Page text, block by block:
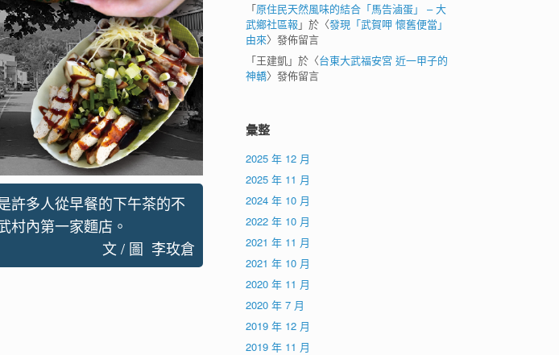
許多人從早餐的下午茶的不
村內第一家麵店。
文 / 圖 李玫倉
「原住民天然風味的結合「馬告滷蛋」 – 大
武鄉社區報 」於〈發現「武賀呷 懷舊便當」
由來〉發佈留言
「王建凱」於〈台東大武福安宮 近一甲子的
神轎〉發佈留言
彙整
2025 年 12 月
2025 年 11 月
2024 年 10 月
2022 年 10 月
2021 年 11 月
2021 年 10 月
2020 年 11 月
2020 年 7 月
2019 年 12 月
2019 年 11 月